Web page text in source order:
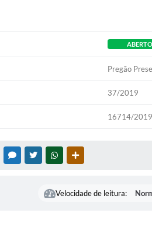
ABERTO
Pregão
37/2019
16714/2019
FACEBOOKMESSENGER
TWITTERWHATSAPP
Velocidade de leitura: